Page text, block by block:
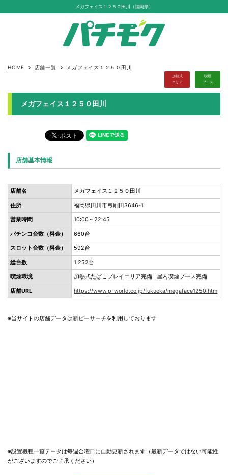
メガフェイス１２５０田川（福岡県）
HOME keyboard_arrow_right 店舗一覧 keyboard_arrow_right メガフェイス１２５０田川
加熱式
エリア
喫煙
ブース
メガフェイス１２５０田川
店舗基本情報
店舗名 メガフェイス１２５０田川
住所 福岡県田川市弓削田3646-1
営業時間 10:00～22:45
パチンコ台数（料金） 660台
スロット台数（料金） 592台
総台数 1,252台
喫煙環境 加熱式たばこプレイエリア完備 屋内喫煙ブース完備
店舗URL https://www.p-world.co.jp/fukuoka/megaface1250.htm
※当サイトの店舗データは新ピーサーチを利用しております
※設置機種一覧データは毎週金曜日に自動更新されます（最新データではない可能性
がございますのでご了承ください）